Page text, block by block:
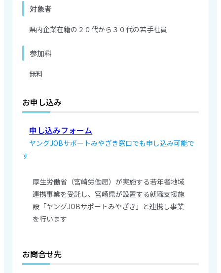
対象者
県内企業在籍の２０代から３０代の若手社員
参加料
無料
お申し込み
申し込みフォーム
ヤングJOBサポートみやざき窓口でも申し込み可能で
す
厚生労働省（宮崎労働局）が実施する若年者地域
連携事業を受託し、宮崎県が設置する就職支援施
設「ヤングJOBサポートみやざき」と連携し事業
を行います
お問合せ先